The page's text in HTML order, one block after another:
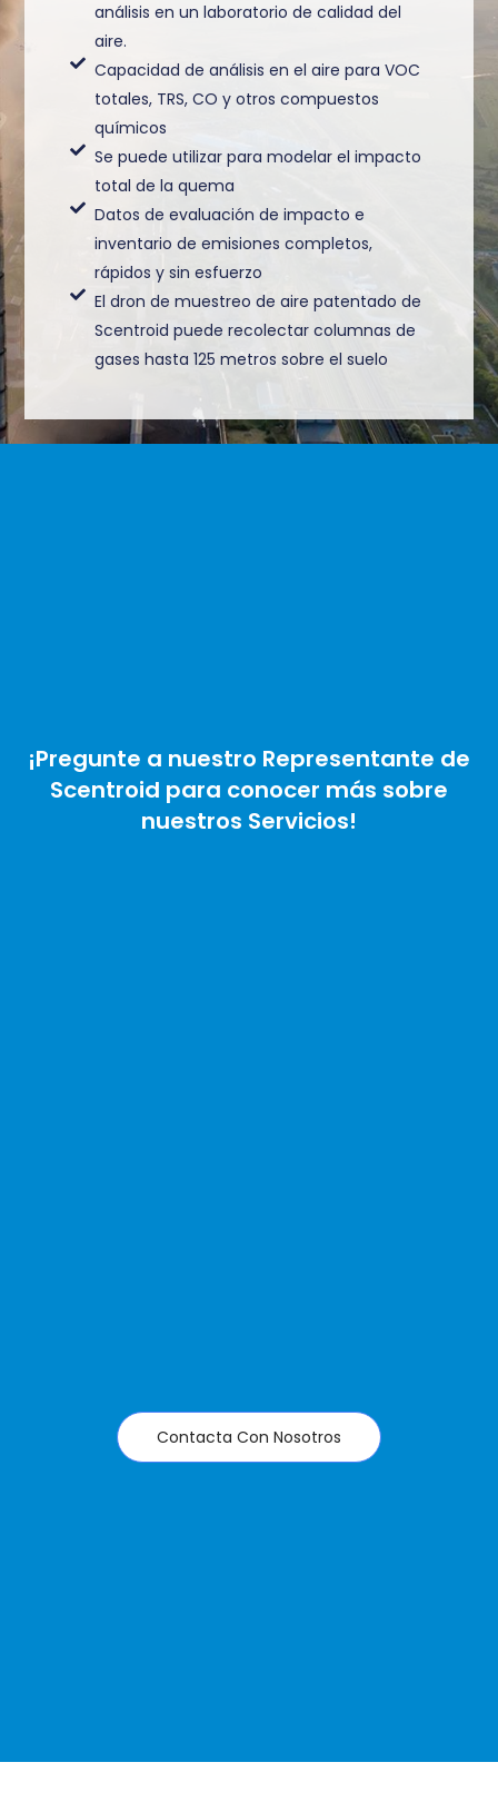
análisis en un laboratorio de calidad del
aire.
Capacidad de análisis en el aire para VOC
totales, TRS, CO y otros compuestos
químicos
Se puede utilizar para modelar el impacto
total de la quema
Datos de evaluación de impacto e
inventario de emisiones completos,
rápidos y sin esfuerzo
El dron de muestreo de aire patentado de
Scentroid puede recolectar columnas de
gases hasta 125 metros sobre el suelo
¡Pregunte a nuestro Representante de
Scentroid para conocer más sobre
nuestros Servicios!
Contacta Con Nosotros